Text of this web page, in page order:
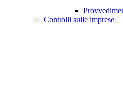
Controlli sulle imprese